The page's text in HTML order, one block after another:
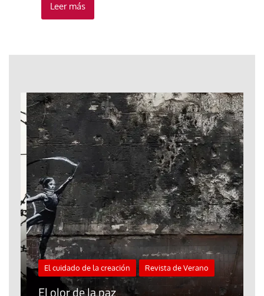
Leer más
El cuidado de la creación Revista de Verano
El olor de la paz